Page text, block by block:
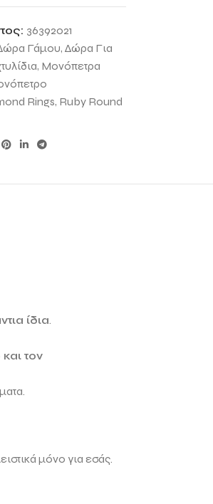
36392021
Γάμου, Δώρα Για
, Μονόπετρα
Rings, Ruby Round
ίδια.
τον
μόνο για εσάς.